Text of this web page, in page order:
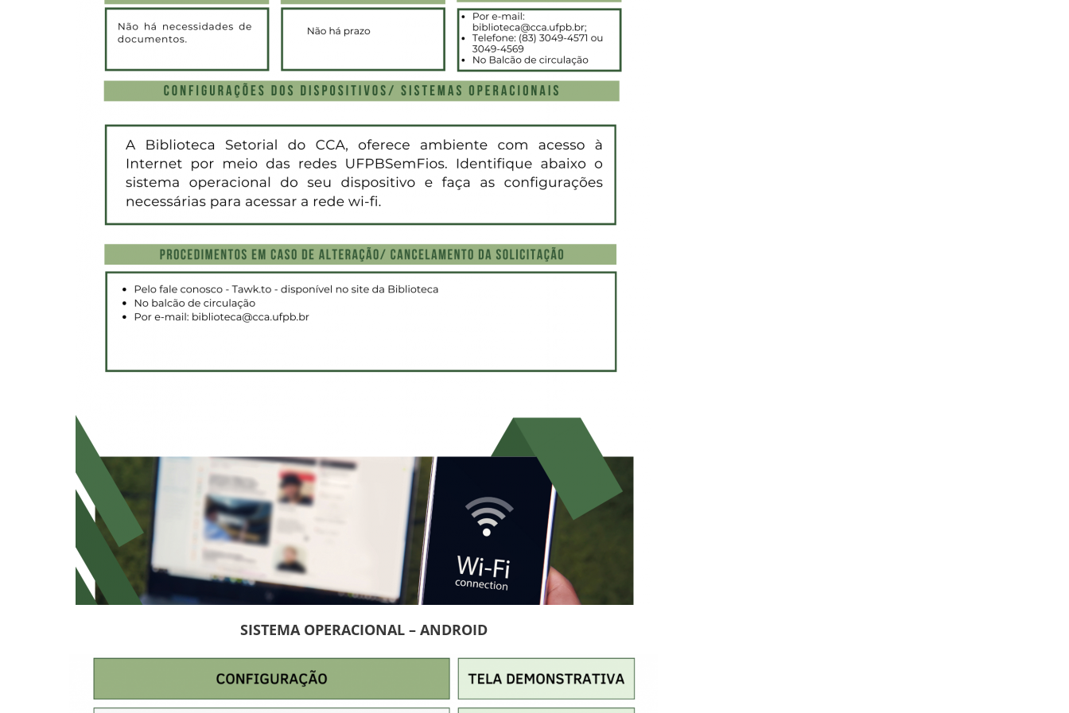
SISTEMA OPERACIONAL – ANDROID